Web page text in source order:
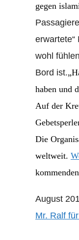
gegen
wohl
Bord ist.
haben und
Auf der
Die
weltweit.
August
Mr. Ralf